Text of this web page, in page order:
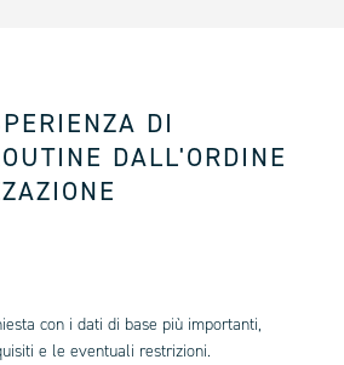
DI
DALL'ORDINE
con i dati di base più importanti,
e le eventuali restrizioni.